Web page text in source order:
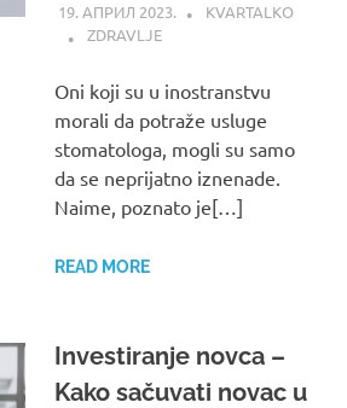
19. АПРИЛ 2023.
KVARTALKO
ZDRAVLJE
Oni koji su u inostranstvu
morali da potraže usluge
stomatologa, mogli su samo
da se neprijatno iznenade.
Naime, poznato je[…]
READ MORE
Investiranje novca –
Kako sačuvati novac u